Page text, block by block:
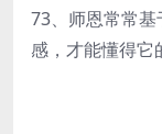
73、师恩常常
感，才能懂得它